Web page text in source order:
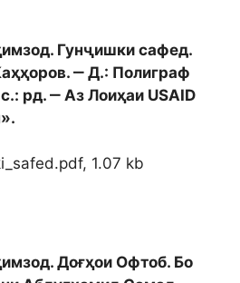
Гунҷишки сафед.
‒ Д.: Полиграф
рд. ‒ Аз Лоиҳаи USAID
1.07 kb
Доғҳои Офтоб. Бо